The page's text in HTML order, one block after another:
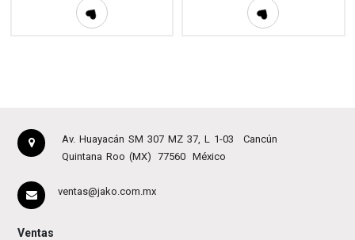
Av. Huayacán SM 307 MZ 37, L 1-03
Cancún
Quintana Roo (MX)
77560 México
ventas@jako.com.mx
Ventas